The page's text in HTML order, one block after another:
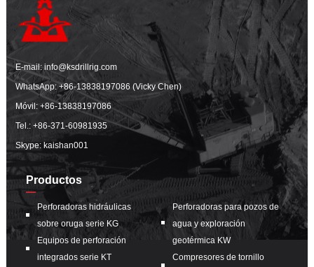
E-mail:info@ksdrillrig.com
WhatsApp:+86-13838197086 (Vicky Chen)
Móvil:+86-13838197086
Tel.:+86-371-60981935
Skype: kaishan001
Productos
Perforadoras hidráulicas
sobre oruga serie KG
Equipos de perforación
integrados serie KT
Perforadoras para pozos de
agua y exploración
geotérmica KW
Compresores de tornillo